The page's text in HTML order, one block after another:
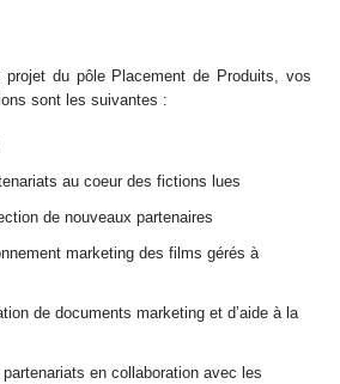
projet du pôle Placement de Produits, vos
sont les suivantes :
au coeur des fictions lues
de nouveaux partenaires
marketing des films gérés à
de documents marketing et d’aide à la
en collaboration avec les